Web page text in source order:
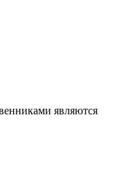
являются